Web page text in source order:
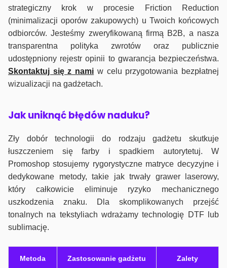
strategiczny krok w procesie Friction Reduction
(minimalizacji oporów zakupowych) u Twoich końcowych
odbiorców. Jesteśmy zweryfikowaną firmą B2B, a nasza
transparentna polityka zwrotów oraz publicznie
udostępniony rejestr opinii to gwarancja bezpieczeństwa.
Skontaktuj się z nami w celu przygotowania bezpłatnej
wizualizacji na gadżetach.
Jak uniknąć błędów naduku?
Zły dobór technologii do rodzaju gadżetu skutkuje
łuszczeniem się farby i spadkiem autorytetuj. W
Promoshop stosujemy rygorystyczne matryce decyzyjne i
dedykowane metody, takie jak trwały grawer laserowy,
który całkowicie eliminuje ryzyko mechanicznego
uszkodzenia znaku. Dla skomplikowanych przejść
tonalnych na tekstyliach wdrażamy technologię DTF lub
sublimację.
Metoda Zastosowanie gadżetu Zalety